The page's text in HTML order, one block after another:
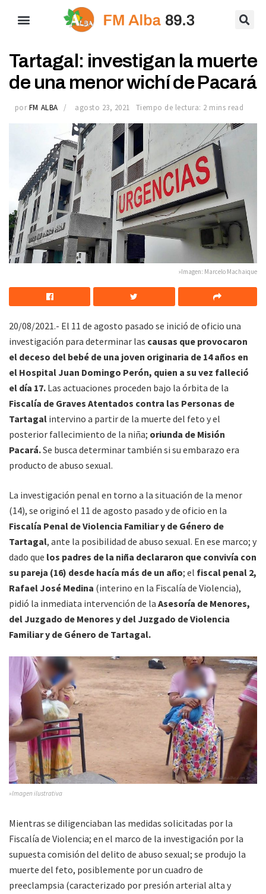
Tartagal: investigan la muerte
de una menor wichí de Pacará
por FM ALBA agosto 23, 2021 Tiempo de lectura: 2 mins read
»Imagen: Marcelo Machaique
20/08/2021.- El 11 de agosto pasado se inició de oficio una
investigación para determinar las causas que provocaron
el deceso del bebé de una joven originaria de 14 años en
el Hospital Juan Domingo Perón, quien a su vez falleció
el día 17. Las actuaciones proceden bajo la órbita de la
Fiscalía de Graves Atentados contra las Personas de
Tartagal intervino a partir de la muerte del feto y el
posterior fallecimiento de la niña; oriunda de Misión
Pacará.Se busca determinar también si su embarazo era
producto de abuso sexual.
La investigación penal en torno a la situación de la menor
(14), se originó el 11 de agosto pasado y de oficio en la
Fiscalía Penal de Violencia Familiar y de Género de
Tartagal, ante la posibilidad de abuso sexual. En ese marco; y
dado que los padres de la niña declararon que convivía con
su pareja (16) desde hacía más de un año; el fiscal penal 2,
Rafael José Medina (interino en la Fiscalía de Violencia),
pidió la inmediata intervención de la Asesoría de Menores,
del Juzgado de Menores y del Juzgado de Violencia
Familiar y de Género de Tartagal.
»Imagen ilustrativa
Mientras se diligenciaban las medidas solicitadas por la
Fiscalía de Violencia; en el marco de la investigación por la
supuesta comisión del delito de abuso sexual; se produjo la
muerte del feto, posiblemente por un cuadro de
preeclampsia (caracterizado por presión arterial alta y